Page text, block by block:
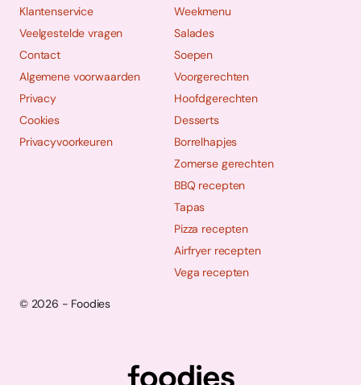
Abonneren
Klantenservice
Veelgestelde vragen
Contact
Algemene voorwaarden
Privacy
Cookies
Privacyvoorkeuren
Weekmenu
Salades
Soepen
Voorgerechten
Hoofdgerechten
Desserts
Borrelhapjes
Zomerse gerechten
BBQ recepten
Tapas
Pizza recepten
Airfryer recepten
Vega recepten
© 2026 - Foodies
media